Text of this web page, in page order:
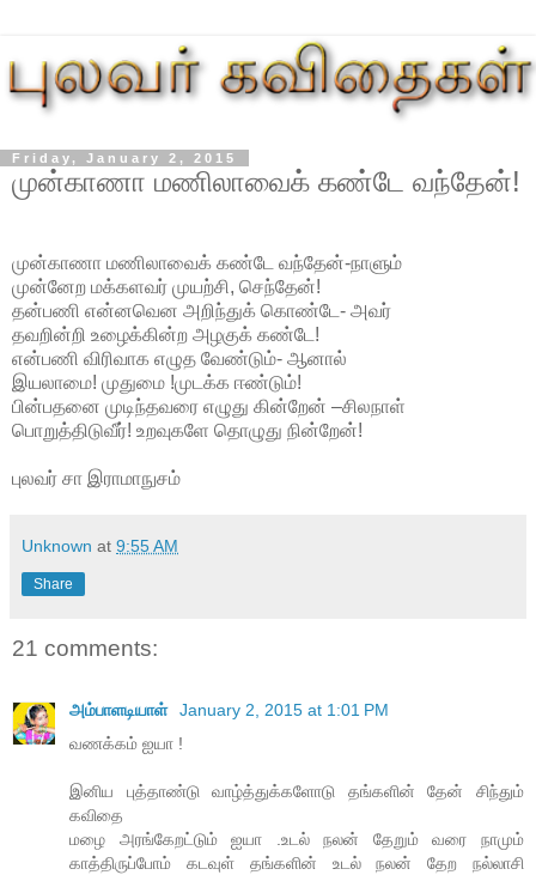
Friday, January 2, 2015
முன்காணா மணிலாவைக் கண்டே வந்தேன்!
முன்காணா மணிலாவைக் கண்டே வந்தேன்-நாளும்
முன்னேற மக்களவர் முயற்சி, செந்தேன்!
தன்பணி என்னவென அறிந்துக் கொண்டே- அவர்
தவறின்றி உழைக்கின்ற அழகுக் கண்டே!
என்பணி விரிவாக எழுத வேண்டும்- ஆனால்
இயலாமை! முதுமை !முடக்க ஈண்டும்!
பின்பதனை முடிந்தவரை எழுது கின்றேன் –சிலநாள்
பொறுத்திடுவீர்! உறவுகளே தொழுது நின்றேன்!
புலவர் சா இராமாநுசம்
Unknown at 9:55 AM
Share
21 comments:
அம்பாளடியாள் January 2, 2015 at 1:01 PM
வணக்கம் ஐயா !
இனிய புத்தாண்டு வாழ்த்துக்களோடு தங்களின் தேன் சிந்தும்
கவிதை
மழை அரங்கேறட்டும் ஐயா .உடல் நலன் தேறும் வரை நாமும்
காத்திருப்போம் கடவுள் தங்களின் உடல் நலன் தேற நல்லாசி